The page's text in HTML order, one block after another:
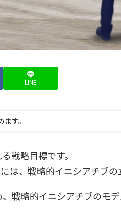
LINE
す。
戦略目標です。
は、戦略的イニシアチブの
戦略的イニシアチブのモ